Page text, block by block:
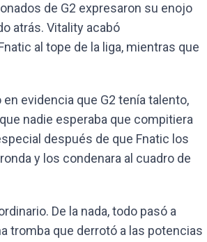
de G2 expresaron su enojo
atrás. Vitality acabó
al tope de la liga, mientras que
evidencia que G2 tenía talento,
nadie esperaba que compitiera
después de que Fnatic los
y los condenara al cuadro de
De la nada, todo pasó a
tromba que derrotó a las potencias